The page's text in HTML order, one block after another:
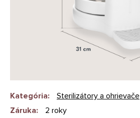
Kategória:
Sterilizátory a ohrievače
Záruka:
2 roky